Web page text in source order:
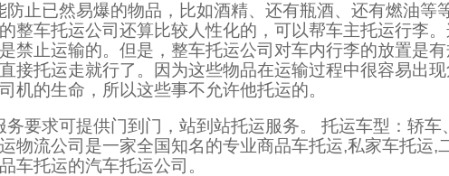
防止已然易爆的物品，比如酒精、还有瓶酒、还有燃油等
整车托运公司还算比较人性化的，可以帮车主托运行李
禁止运输的。但是，整车托运公司对车内行李的放置是
接托运走就行了。因为这些物品在运输过程中很容易出
机的生命，所以这些事不允许他托运的。
务要求可提供门到门，站到站托运服务。 托运车型：轿
物流公司是一家全国知名的专业商品车托运,私家车托运,
车托运的汽车托运公司。